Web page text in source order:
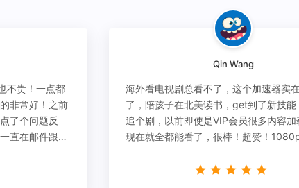
不贵！一点都
非常好！之前
了个问题反
直在邮件跟
Qin Wang
海外看电视剧总看不了，这个加速器实
了，陪孩子在北美读书，get到了新技能
追个剧，以前即使是VIP会员很多内容加
现在就全都能看了，很棒！超赞！